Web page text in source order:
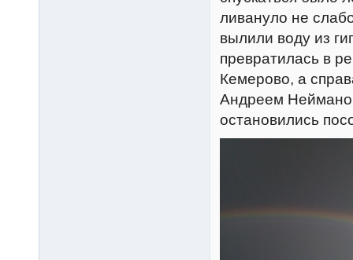
ливануло не
вылили воду из
превратилась в
Кемерово, а
Андреем
остановились